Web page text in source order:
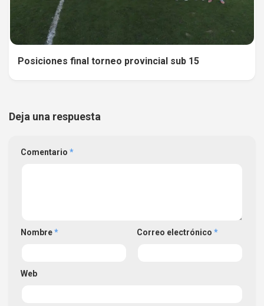
Posiciones final torneo provincial sub 15
Deja una respuesta
Comentario *
Nombre* Correo electrónico *
Web